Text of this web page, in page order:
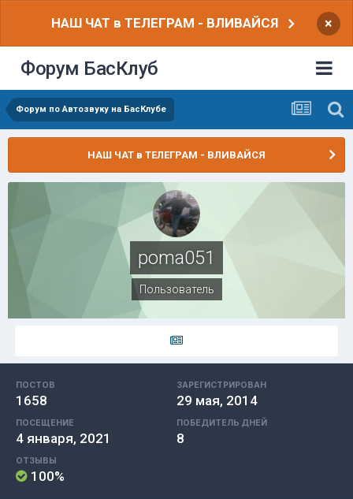
НАШ ЧАТ в ТЕЛЕГРАМ - ВЛИВАЙСЯ ×
Форум БасКлуб
Форум по Автозвуку на БасКлубе
НАШ ЧАТ в ТЕЛЕГРАМ - ВЛИВАЙСЯ
poma051
Пользователь
ПОСТОВ
1658
ЗАРЕГИСТРИРОВАН
29 мая, 2014
ПОСЕЩЕНИЕ
4 января, 2021
ПОБЕДИТЕЛЬ ДНЕЙ
8
ОТЗЫВЫ
100%